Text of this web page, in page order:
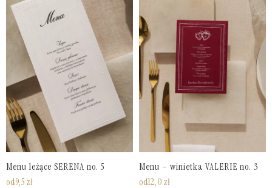
Menu leżące SERENA no. 5
od9,5 zł
Menu – winietka VALERIE no. 3
od12,0 zł